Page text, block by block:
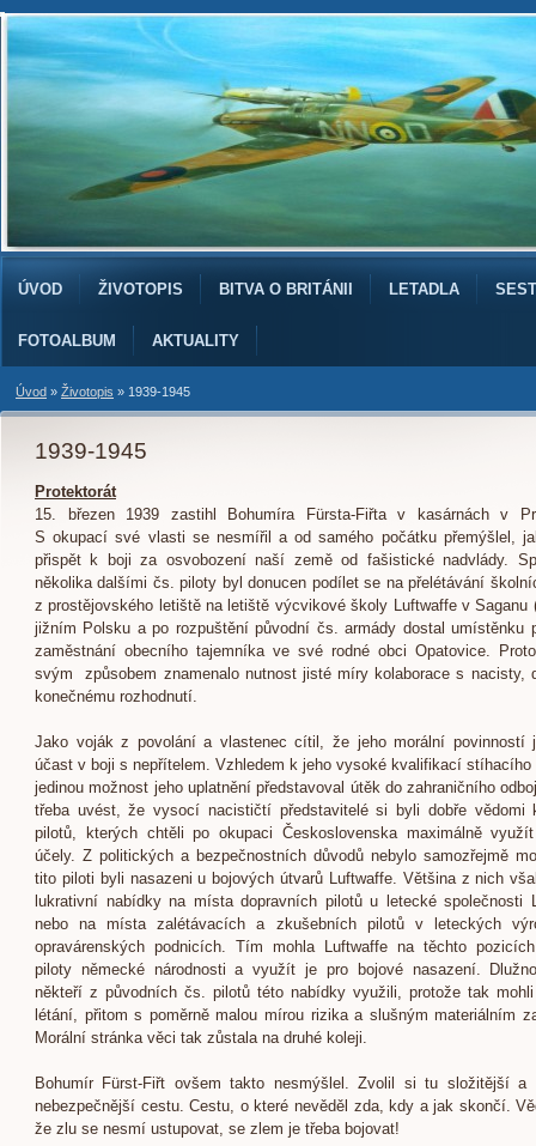
ÚVOD ŽIVOTOPIS BITVA O BRITÁNII LETADLA
FOTOALBUM AKTUALITY
Úvod » Životopis » 1939-1945
1939-1945
Protektorát
15. březen 1939 zastihl Bohumíra Fürsta-Fiřta v kasárnách v
S okupací své vlasti se nesmířil a od samého počátku přemýšlel,
přispět k boji za osvobození naší země od fašistické nadvlády.
několika dalšími čs. piloty byl donucen podílet se na přelétávání
z prostějovského letiště na letiště výcvikové školy Luftwaffe v Saganu
jižním Polsku a po rozpuštění původní čs. armády dostal umístěnku
zaměstnání obecního tajemníka ve své rodné obci Opatovice.
svým způsobem znamenalo nutnost jisté míry kolaborace s nacisty,
konečnému rozhodnutí.
Jako voják z povolání a vlastenec cítil, že jeho morální povinností
účast v boji s nepřítelem. Vzhledem k jeho vysoké kvalifikací stíhacího
jedinou možnost jeho uplatnění představoval útěk do zahraničního
třeba uvést, že vysocí nacističtí představitelé si byli dobře vědomi
pilotů, kterých chtěli po okupaci Československa maximálně
účely. Z politických a bezpečnostních důvodů nebylo samozřejmě
tito piloti byli nasazeni u bojových útvarů Luftwaffe. Většina z nich
lukrativní nabídky na místa dopravních pilotů u letecké společnosti
nebo na místa zalétávacích a zkušebních pilotů v leteckých
opravárenských podnicích. Tím mohla Luftwaffe na těchto
piloty německé národnosti a využít je pro bojové nasazení.
někteří z původních čs. pilotů této nabídky využili, protože tak
létání, přitom s poměrně malou mírou rizika a slušným materiálním
Morální stránka věci tak zůstala na druhé koleji.
Bohumír Fürst-Fiřt ovšem takto nesmýšlel. Zvolil si tu složitější a
nebezpečnější cestu. Cestu, o které nevěděl zda, kdy a jak skončí.
že zlu se nesmí ustupovat, se zlem je třeba bojovat!